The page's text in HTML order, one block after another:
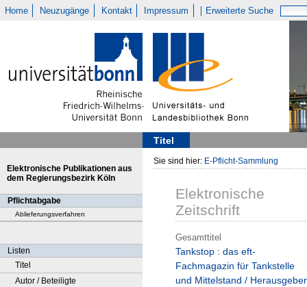
Home Neuzugänge Kontakt Impressum Erweiterte Suche
Titel
Elektronische Publikationen aus
dem Regierungsbezirk Köln
Pflichtabgabe
Ablieferungsverfahren
Listen
Titel
Autor / Beteiligte
Sie sind hier: E-Pflicht-Sammlung
Elektronische
Zeitschrift
Gesamttitel
Tankstop : das eft-
Fachmagazin für Tankstelle
und Mittelstand / Herausgeber